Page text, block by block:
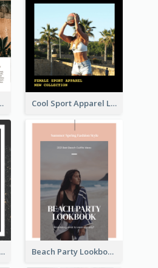
Lookbook Cool Sport Apparel Lookbook
Elegant Accessories Lookbook Beach Party Lookbook